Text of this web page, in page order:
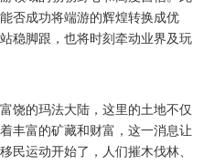
否成功将端游的辉煌转换成优
稳脚跟，也将时刻牵动业界及玩
饶的玛法大陆，这里的土地不仅
丰富的矿藏和财富，这一消息让
民运动开始了，人们摧木伐林、